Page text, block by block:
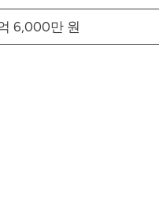
6,000만 원